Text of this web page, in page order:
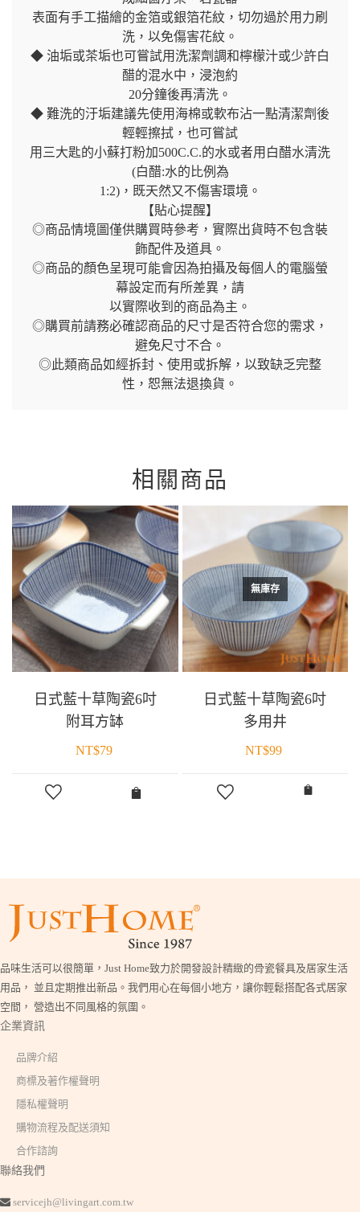
表面有手工描繪的金箔或銀箔花紋，切勿過於用力刷
洗，以免傷害花紋。
◆ 油垢或茶垢也可嘗試用洗潔劑調和檸檬汁或少許白
醋的混水中，浸泡約
20分鐘後再清洗。
◆ 難洗的汙垢建議先使用海棉或軟布沾一點清潔劑後
輕輕擦拭，也可嘗試
用三大匙的小蘇打粉加500C.C.的水或者用白醋水清洗
(白醋:水的比例為
1:2)，既天然又不傷害環境。
【貼心提醒】
◎商品情境圖僅供購買時參考，實際出貨時不包含裝
飾配件及道具。
◎商品的顏色呈現可能會因為拍攝及每個人的電腦螢
幕設定而有所差異，請
以實際收到的商品為主。
◎購買前請務必確認商品的尺寸是否符合您的需求，
避免尺寸不合。
◎此類商品如經拆封、使用或拆解，以致缺乏完整
性，恕無法退換貨。
相關商品
日式藍十草陶瓷6吋
附耳方缽
NT$79
無庫存
日式藍十草陶瓷6吋
多用井
NT$99
品味生活可以很簡單，Just Home致力於開發設計精緻的骨瓷餐具及居家生活
用品， 並且定期推出新品。我們用心在每個小地方，讓你輕鬆搭配各式居家
空間， 營造出不同風格的氛圍。
企業資訊
品牌介紹
商標及著作權聲明
隱私權聲明
購物流程及配送須知
合作諮詢
聯絡我們
servicejh@livingart.com.tw